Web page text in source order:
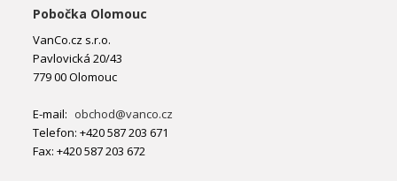
Pobočka Olomouc
VanCo.cz s.r.o.
Pavlovická 20/43
779 00 Olomouc
E-mail: obchod@vanco.cz
Telefon: +420 587 203 671
Fax: +420 587 203 672